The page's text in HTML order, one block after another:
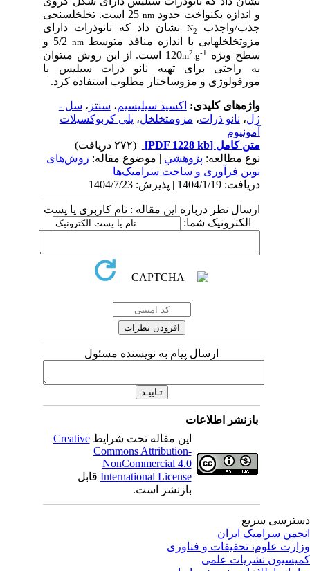
و اندازه یکنواخت حدودnm
25 است. تخلخل­سنجی
جذب/واجذب
Nنشان داد که نانوذرات دارای
مزوتخلخل­هایی با اندازه منافذ متوسطnm
5/2 و
سطح ویژه
m 2.g
120 است. از این روش می­توان
به راحتی برای تهیه نانو ذرات سیلیس با
مورفولوژی و مزوساختار مطلوب استفاده کرد.
واژه‌های کلیدی:اکسید سیلیسیم،سنتز، سل -
ژل،نانو ذرات،مزومتخلخل،پلی کربوکسیلات
آمونیوم
متن کامل[PDF 1228 kb]
نوع مطالعه:پژوهشي| موضوع مقاله:روش‌های
نوین فرآوری و ساخت سرامیک‌ها
دریافت: 1404/1/19 | پذیرش: 1404/7/23
ارسال نظر درباره این مقاله : نام کاربری یا پست
الکترونیک شما:
ارسال پیام به نویسنده مسئول
بازنشر اطلاعات
این مقاله تحت شرایطCreative
Commons Attribution-
NonCommercial 4.0
International Licenseقابل
بازنشر است.
سریع
سرامیک ایران
علوم، تحقیقات و فناوری
نشریات علمی